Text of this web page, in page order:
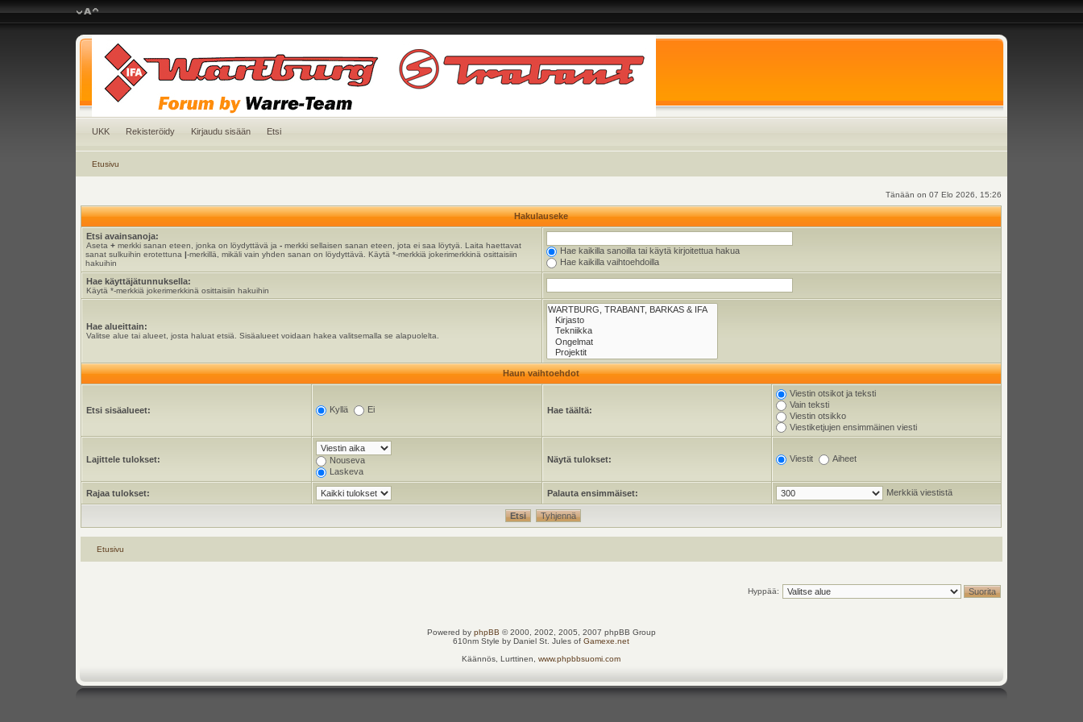
UKK Rekisteröidy Kirjaudu sisään Etsi
Etusivu
Tänään on 07 Elo 2026, 15:26
Hakulauseke
Etsi avainsanoja:
Aseta+ merkki sanan eteen, jonka on löydyttävä ja- merkki sellaisen sanan eteen, jota ei saa löytyä. Laita haettavat
sanat sulkuihin erotettuna|-merkillä, mikäli vain yhden sanan on löydyttävä. Käytä *-merkkiä jokerimerkkinä osittaisiin
hakuihin
Hae kaikilla sanoilla tai käytä kirjoitettua hakua
Hae kaikilla vaihtoehdoilla
Hae käyttäjätunnuksella:
Käytä *-merkkiä jokerimerkkinä osittaisiin hakuihin
Hae alueittain:
Valitse alue tai alueet, josta haluat etsiä. Sisäalueet voidaan hakea valitsemalla se alapuolelta.
Haun vaihtoehdot
Etsi sisäalueet: Kyllä Ei Hae täältä:
Viestin otsikot ja teksti
Vain teksti
Viestin otsikko
Viestiketjujen ensimmäinen viesti
Lajittele tulokset:
Nouseva
Laskeva
Näytä tulokset: Viestit Aiheet
Rajaa tulokset: Palauta ensimmäiset: Merkkiä viestistä
Etusivu
Hyppää:
Powered by phpBB © 2000, 2002, 2005, 2007 phpBB Group
610nm Style by Daniel St. Jules ofGamexe.net
Käännös, Lurttinen,www.phpbbsuomi.com